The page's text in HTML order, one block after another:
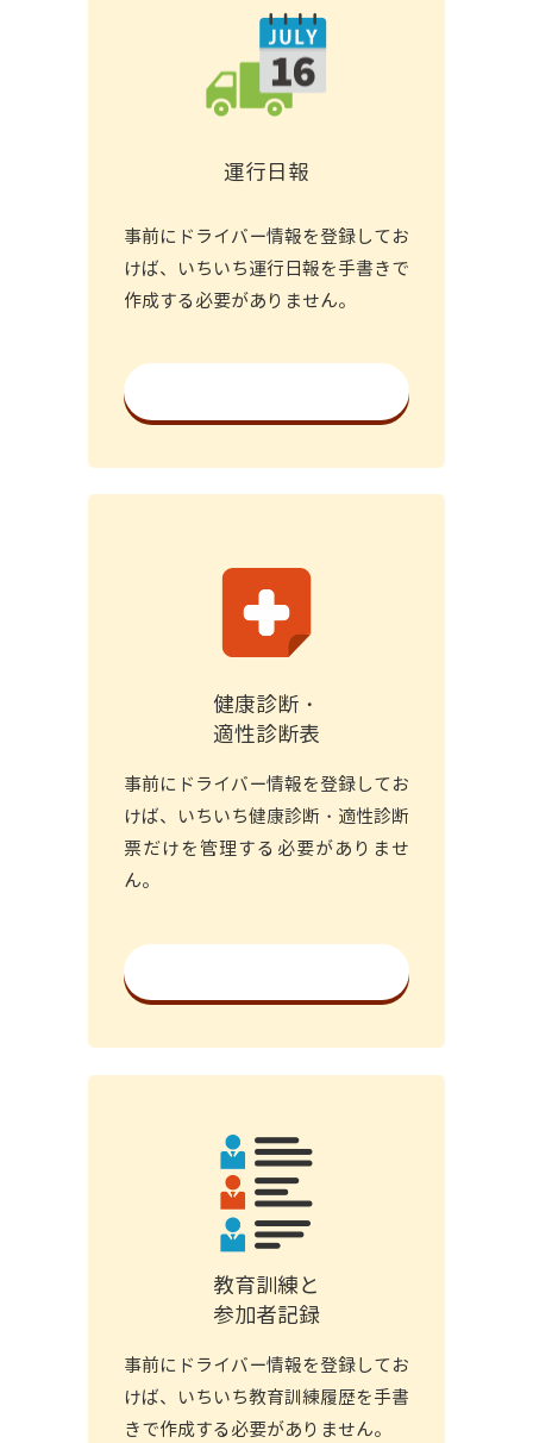
運行日報
事前にドライバー情報を登録してお
けば、いちいち運行日報を手書きで
作成する必要がありません。
健康診断・
適性診断表
事前にドライバー情報を登録してお
けば、いちいち健康診断・適性診断
票だけを管理する必要がありませ
ん。
教育訓練と
参加者記録
事前にドライバー情報を登録してお
けば、いちいち教育訓練履歴を手書
きで作成する必要がありません。